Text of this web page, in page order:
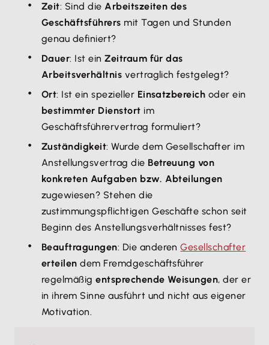
Zeit: Sind dieArbeitszeiten des
Geschäftsführers mit Tagen und Stunden
genau definiert?
Dauer: Ist einZeitraum für das
Arbeitsverhältnis vertraglich festgelegt?
Ort: Ist ein spezieller Einsatzbereich oder ein
bestimmter Dienstort im
Geschäftsführervertrag formuliert?
Zuständigkeit: Wurde dem Gesellschafter im
Anstellungsvertrag die Betreuung von
konkreten Aufgaben bzw. Abteilungen
zugewiesen? Stehen die
zustimmungspflichtigen Geschäfte schon seit
Beginn des Anstellungsverhältnisses fest?
Beauftragungen: Die anderenGesellschafter
erteilen dem Fremdgeschäftsführer
regelmäßigentsprechende Weisungen, der er
in ihrem Sinne ausführt und nicht aus eigener
Motivation.